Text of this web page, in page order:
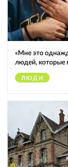
«Мне это
людей, которые
ЛЮДИ